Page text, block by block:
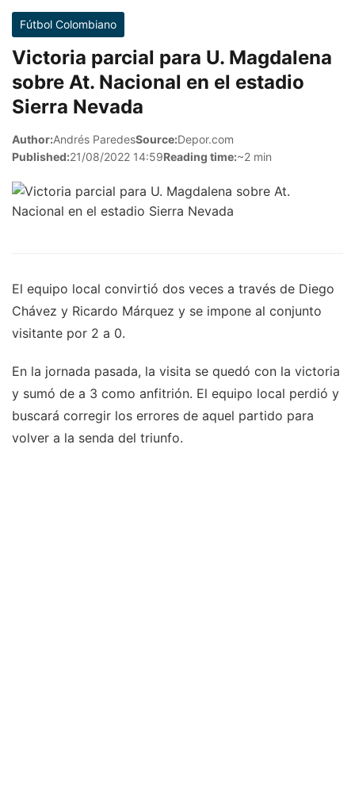
Fútbol Colombiano
Victoria parcial para U. Magdalena
sobre At. Nacional en el estadio
Sierra Nevada
Author:Andrés ParedesSource:Depor.com
Published:21/08/2022 14:59Reading time:~2 min
El equipo local convirtió dos veces a través de Diego
Chávez y Ricardo Márquez y se impone al conjunto
visitante por 2 a 0.
En la jornada pasada, la visita se quedó con la victoria
y sumó de a 3 como anfitrión. El equipo local perdió y
buscará corregir los errores de aquel partido para
volver a la senda del triunfo.